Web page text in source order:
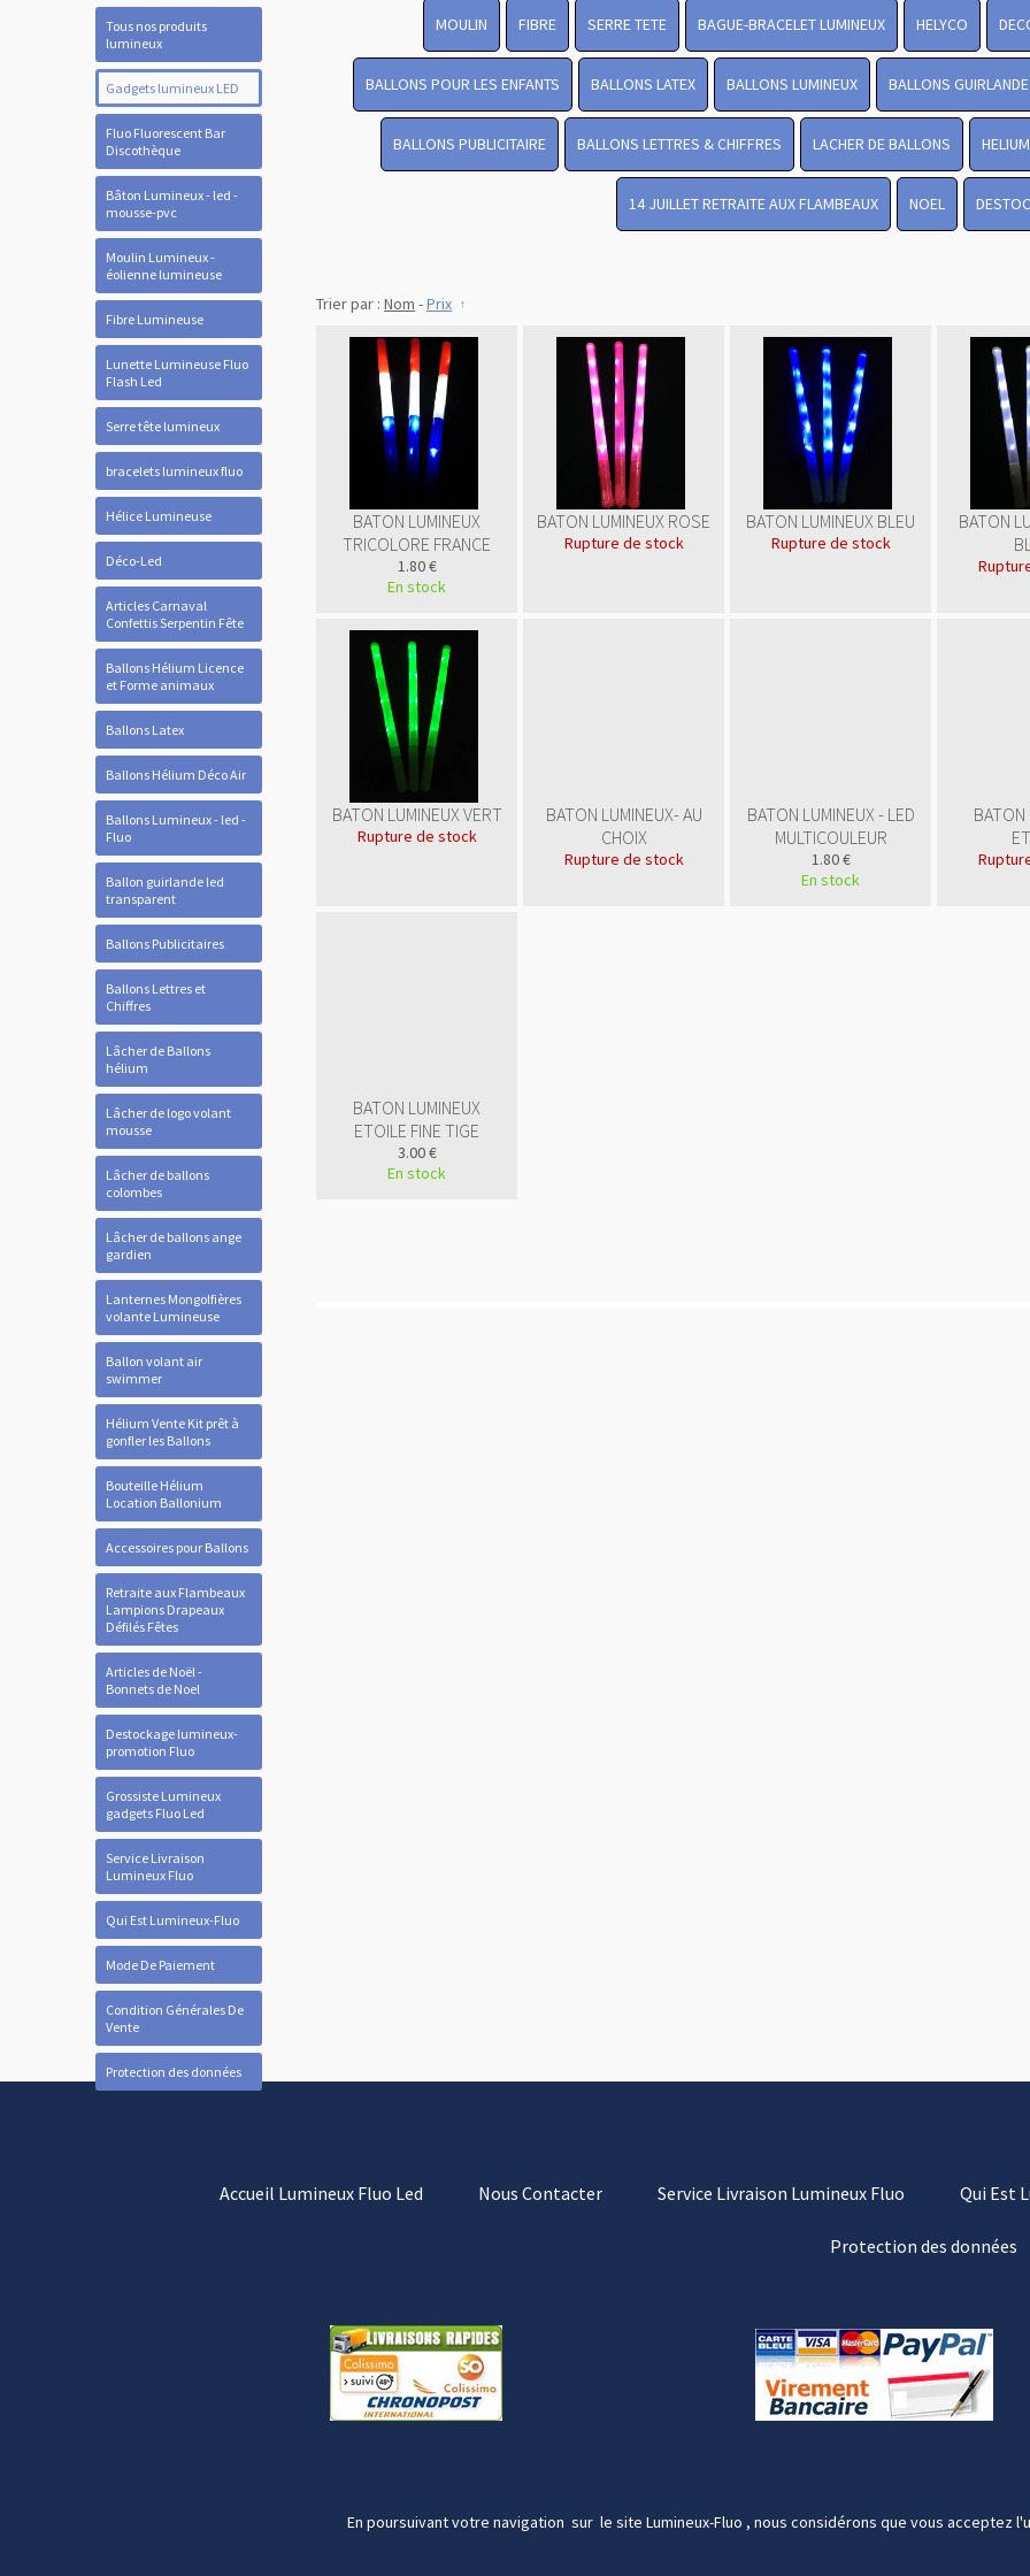
Tous nos produits
lumineux
Gadgets lumineux LED
Fluo Fluorescent Bar
Discothèque
Bâton Lumineux - led -
mousse-pvc
Moulin Lumineux -
éolienne lumineuse
Fibre Lumineuse
Lunette Lumineuse Fluo
Flash Led
Serre tête lumineux
bracelets lumineux fluo
Hélice Lumineuse
Déco-Led
Articles Carnaval
Confettis Serpentin Fête
Ballons Hélium Licence
et Forme animaux
Ballons Latex
Ballons Hélium Déco Air
Ballons Lumineux - led -
Fluo
Ballon guirlande led
transparent
Ballons Publicitaires
Ballons Lettres et
Chiffres
Lâcher de Ballons
hélium
Lâcher de logo volant
mousse
Lâcher de ballons
colombes
Lâcher de ballons ange
gardien
Lanternes Mongolfières
volante Lumineuse
Ballon volant air
swimmer
Hélium Vente Kit prêt à
gonfler les Ballons
Bouteille Hélium
Location Ballonium
Accessoires pour Ballons
Retraite aux Flambeaux
Lampions Drapeaux
Défilés Fêtes
Articles de Noël -
Bonnets de Noel
Destockage lumineux-
promotion Fluo
Grossiste Lumineux
gadgets Fluo Led
Service Livraison
Lumineux Fluo
Qui Est Lumineux-Fluo
Mode De Paiement
Condition Générales De
Vente
Protection des données
Accueil Lumineux Fluo Led Nous Contacter Service Livraison Lumineux Fluo Qui Est
Protection des données
En poursuivant votre navigation sur le site Lumineux-Fluo , nous considérons que vous acceptez
MOULIN FIBRE SERRE TETE BAGUE-BRACELET LUMINEUX HELYCO
BALLONS POUR LES ENFANTS BALLONS LATEX BALLONS LUMINEUX BALLONS GUIRLANDE
BALLONS PUBLICITAIRE BALLONS LETTRES & CHIFFRES LACHER DE BALLONS
14 JUILLET RETRAITE AUX FLAMBEAUX NOEL
Trier par : Nom -Prix
BATON LUMINEUX
TRICOLORE FRANCE
1.80 €
En stock
BATON LUMINEUX ROSE
Rupture de stock
BATON LUMINEUX BLEU
Rupture de stock
BATON
BATON LUMINEUX VERT
Rupture de stock
BATON LUMINEUX- AU
CHOIX
Rupture de stock
BATON LUMINEUX - LED
MULTICOULEUR
1.80 €
En stock
BATON
BATON LUMINEUX
ETOILE FINE TIGE
3.00 €
En stock